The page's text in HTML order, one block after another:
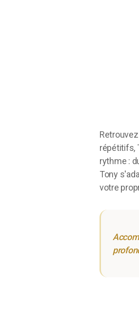
répétitifs,
rythme :
Tony
votre